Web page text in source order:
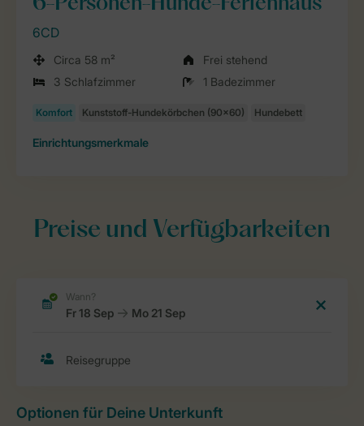
6-Personen-Hunde-Ferienhaus
6CD
Circa 58 m²
Frei stehend
3 Schlafzimmer
1 Badezimmer
Einrichtungsmerkmale
Preise und Verfügbarkeiten
Optionen für Deine Unterkunft